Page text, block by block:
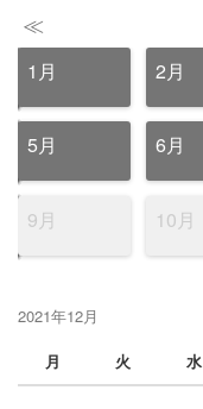
≪
1月 2月
5月 6月
9月 10月
2021年12月
月
火 水